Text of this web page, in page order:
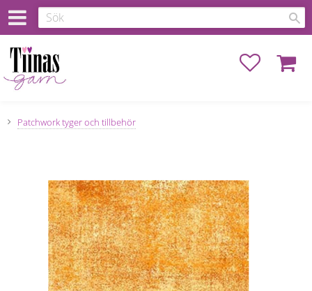
Favoriter
Patchwork tyger och tillbehör